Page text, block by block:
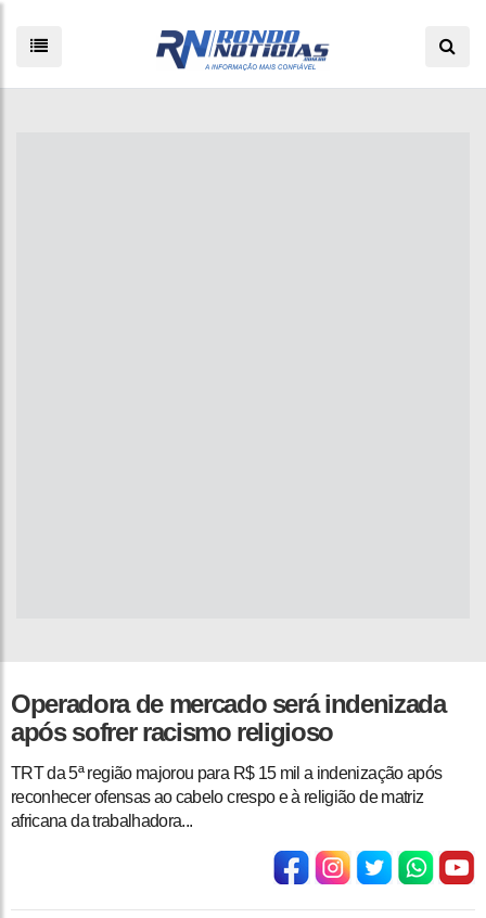
Operadora de mercado será indenizada
após sofrer racismo religioso
TRT da 5ª região majorou para R$ 15 mil a indenização após
reconhecer ofensas ao cabelo crespo e à religião de matriz
africana da trabalhadora...